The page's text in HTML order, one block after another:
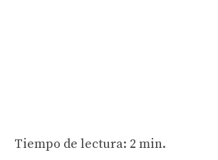
Tiempo de lectura: 2 min.